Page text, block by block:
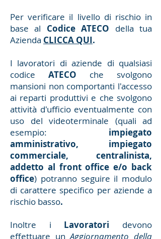
Per verificare il livello di rischio in
base al Codice ATECO della tua
Azienda CLICCA QUI.
I lavoratori di aziende di qualsiasi
codice ATECO che svolgono
mansioni non comportanti l'accesso
ai reparti produttivi e che svolgono
attività d'ufficio eventualmente con
uso del videoterminale (quali ad
esempio: impiegato
amministrativo, impiegato
commerciale, centralinista,
addetto al front office e/o back
office) potranno seguire il modulo
di carattere specifico per aziende a
rischio basso.
Inoltre i Lavoratori devono
effettuare unAggiornamento della